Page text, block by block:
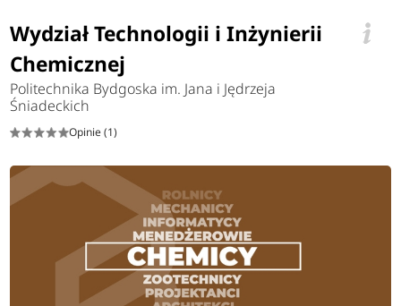
Wydział Technologii i Inżynierii
Chemicznej
Politechnika Bydgoska im. Jana i Jędrzeja
Śniadeckich
Opinie (1)